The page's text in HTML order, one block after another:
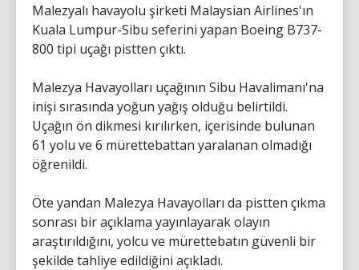
Malezyalı havayolu şirketi Malaysian Airlines'ın
Kuala Lumpur-Sibu seferini yapan Boeing B737-
800 tipi uçağı pistten çıktı.
Malezya Havayolları uçağının Sibu Havalimanı'na
inişi sırasında yoğun yağış olduğu belirtildi.
Uçağın ön dikmesi kırılırken, içerisinde bulunan
61 yolu ve 6 mürettebattan yaralanan olmadığı
öğrenildi.
Öte yandan Malezya Havayolları da pistten çıkma
sonrası bir açıklama yayınlayarak olayın
araştırıldığını, yolcu ve mürettebatın güvenli bir
şekilde tahliye edildiğini açıkladı.